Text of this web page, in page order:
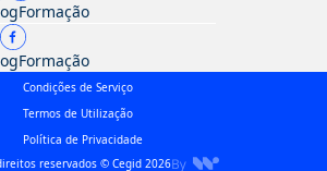
Formação
Formação
Condições de Serviço
Termos de Utilização
Política de Privacidade
reservados © Cegid 2026